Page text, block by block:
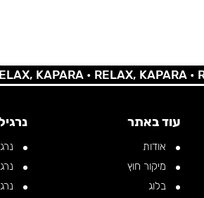
KAPARA •RELAX, KAPARA •
עוד באתר
אודות
מיקור חוץ
בלוג